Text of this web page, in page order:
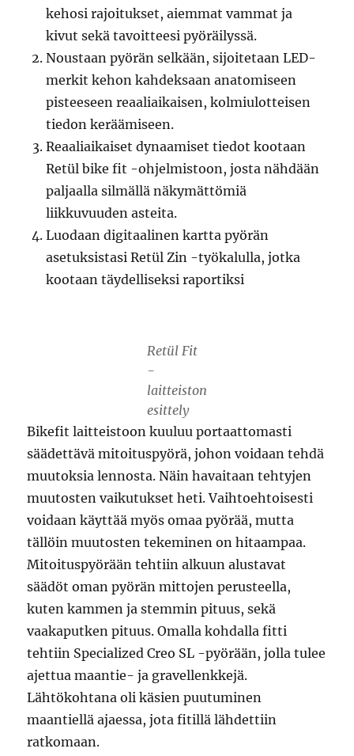
kehosi rajoitukset, aiemmat vammat ja
kivut sekä tavoitteesi pyöräilyssä.
Noustaan pyörän selkään, sijoitetaan LED-
merkit kehon kahdeksaan anatomiseen
pisteeseen reaaliaikaisen, kolmiulotteisen
tiedon keräämiseen.
Reaaliaikaiset dynaamiset tiedot kootaan
Retül bike fit -ohjelmistoon, josta nähdään
paljaalla silmällä näkymättömiä
liikkuvuuden asteita.
Luodaan digitaalinen kartta pyörän
asetuksistasi Retül Zin -työkalulla, jotka
kootaan täydelliseksi raportiksi
Retül Fit
-
laitteiston
esittely
Bikefit laitteistoon kuuluu portaattomasti
säädettävä mitoituspyörä, johon voidaan tehdä
muutoksia lennosta. Näin havaitaan tehtyjen
muutosten vaikutukset heti. Vaihtoehtoisesti
voidaan käyttää myös omaa pyörää, mutta
tällöin muutosten tekeminen on hitaampaa.
Mitoituspyörään tehtiin alkuun alustavat
säädöt oman pyörän mittojen perusteella,
kuten kammen ja stemmin pituus, sekä
vaakaputken pituus. Omalla kohdalla fitti
tehtiin Specialized Creo SL -pyörään, jolla tulee
ajettua maantie- ja gravellenkkejä.
Lähtökohtana oli käsien puutuminen
maantiellä ajaessa, jota fitillä lähdettiin
ratkomaan.